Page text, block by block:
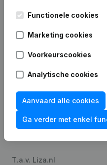
3025xxxx
3027xxxx
3028xxxx
Functionele cookies
Marketing cookies
Voorkeurscookies
Analytische cookies
Aanvaard alle cookies
Ga verder met enkel
Nederlands
T.a.v. Liza.nl